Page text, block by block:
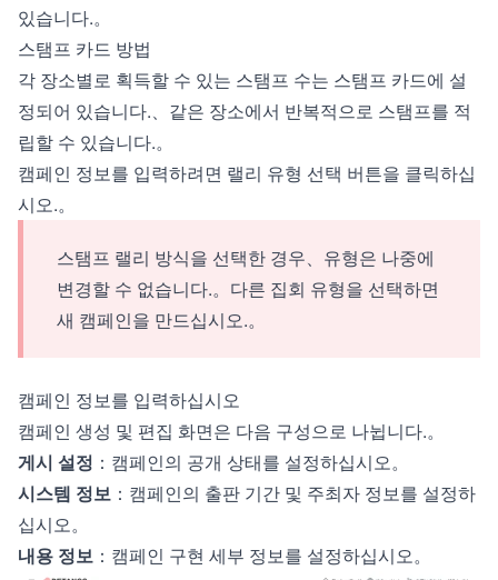
있습니다.。
스탬프 카드 방법
각 장소별로 획득할 수 있는 스탬프 수는 스탬프 카드에 설
정되어 있습니다.、같은 장소에서 반복적으로 스탬프를 적
립할 수 있습니다.。
캠페인 정보를 입력하려면 랠리 유형 선택 버튼을 클릭하십
시오.。
스탬프 랠리 방식을 선택한 경우、유형은 나중에
변경할 수 없습니다.。다른 집회 유형을 선택하면
새 캠페인을 만드십시오.。
캠페인 정보를 입력하십시오
캠페인 생성 및 편집 화면은 다음 구성으로 나뉩니다.。
게시 설정 ：캠페인의 공개 상태를 설정하십시오。
시스템 정보 ：캠페인의 출판 기간 및 주최자 정보를 설정하
십시오。
내용 정보 ：캠페인 구현 세부 정보를 설정하십시오。